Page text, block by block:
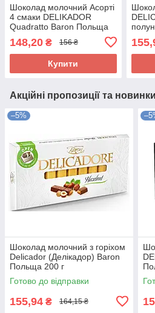
Шоколад молочний Асорті
4 смаки DELIKADOR
Quadratto Baron Польща
148,20 ₴ 156 ₴
Купити
Акційні пропозиції та новинки
–5%
Шоколад молочний з горіхом
Delicador (Делікадор) Baron
Польща 200 г
Готово до відправки
155,94 ₴ 164,15 ₴